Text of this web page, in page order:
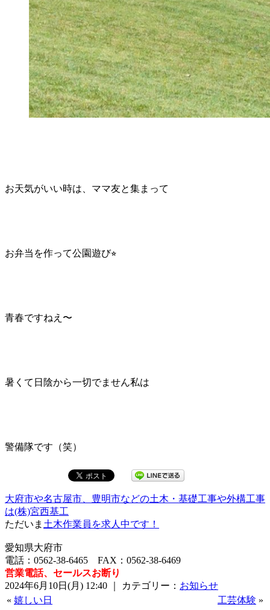
お天気がいい時は、ママ友と集まって
お弁当を作って公園遊び⭐︎
青春ですねえ〜
暑くて日陰から一切でません私は
警備隊です（笑）
大府市や名古屋市、豊明市などの土木・基礎工事や外構工事
は(株)宮西基工
ただいま 土木作業員を求人中です！
愛知県大府市
電話：0562-38-6465 FAX：0562-38-6469
営業電話、セールスお断り
2024年6月10日(月) 12:40 ｜ カテゴリー： お知らせ
« 嬉しい日 工芸体験 »